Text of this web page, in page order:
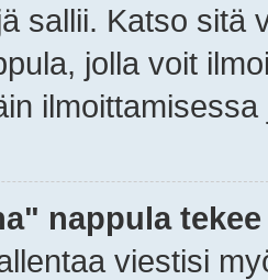
sallii. Katso sitä
jolla voit
nappula
viestisi